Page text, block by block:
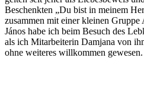
Beschenkten „Du bist in meinem
zusammen mit einer kleinen
János habe ich beim Besuch des
als ich Mitarbeiterin Damjana von
ohne weiteres willkommen gewesen.